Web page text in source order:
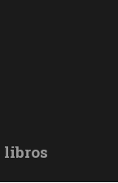
libros